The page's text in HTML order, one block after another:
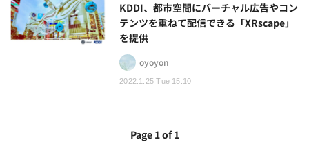
2022.1.25 Tue 15:10
KDDI、都市空間にバーチャル広告やコン
テンツを重ねて配信できる「XRscape」
を提供
oyoyon
Page 1 of 1